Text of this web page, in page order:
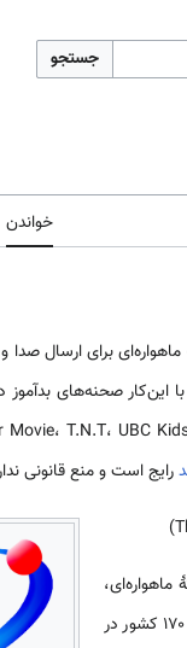
جستجو
خواندن
برای ارسال
با این‌کار صحنه‌های
رایج است و منع قانونی
به‌منظور پخش اخبار، اطلاعات و برنامه‌های سرگرم‌کننده به زبان تایلندی برای ۱۷۰ کشور در